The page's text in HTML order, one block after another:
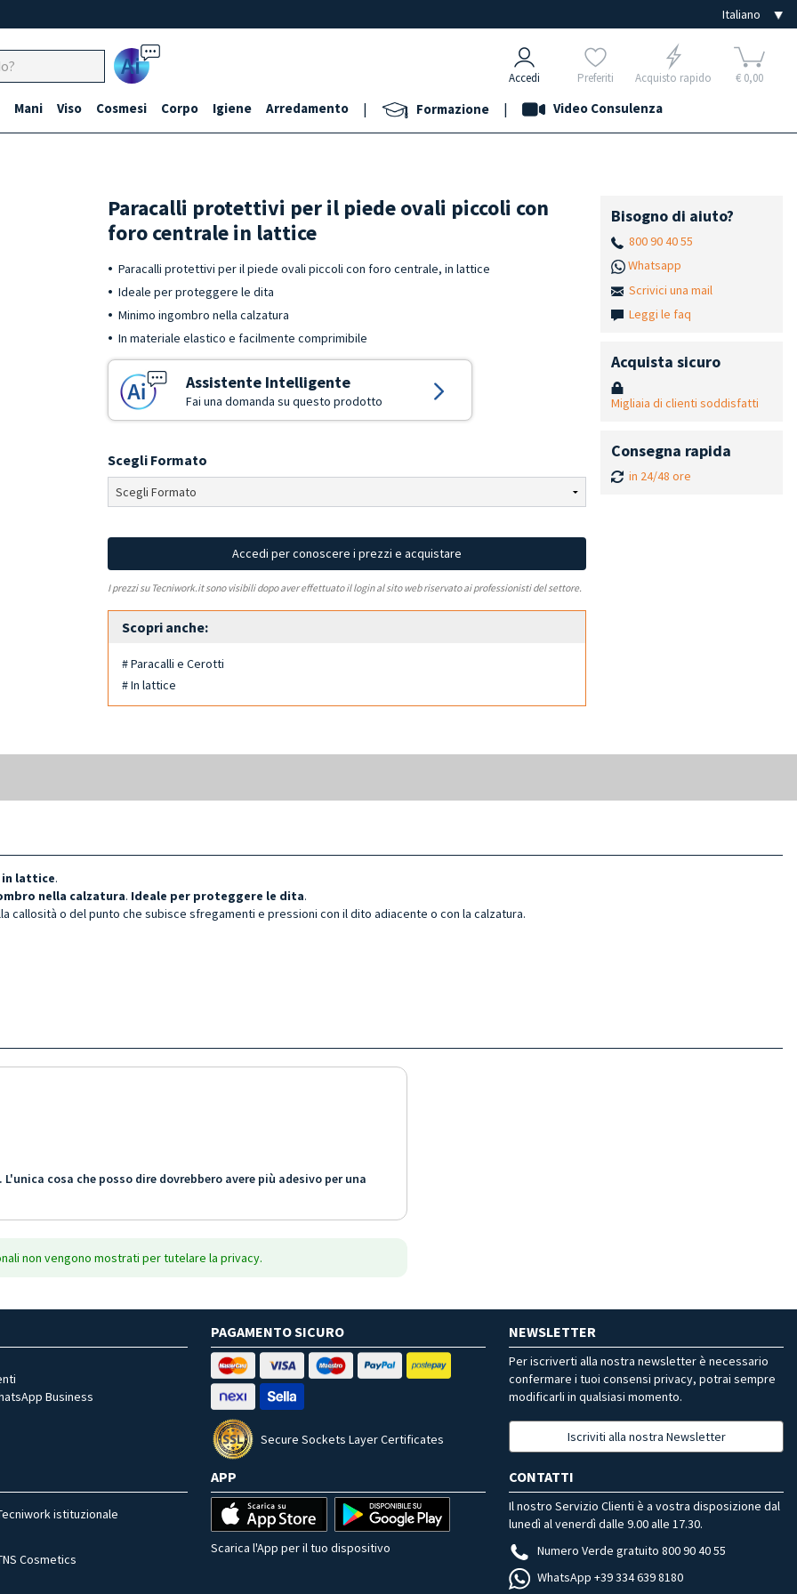
Ai Accedi Preferiti Acquisto rapido € 0,00
Mani Viso Cosmesi Corpo Igiene Arredamento | Formazione | Video Consulenza
Paracalli protettivi per il piede ovali piccoli con
foro centrale in lattice
Paracalli protettivi per il piede ovali piccoli con foro centrale, in lattice
Ideale per proteggere le dita
Minimo ingombro nella calzatura
In materiale elastico e facilmente comprimibile
Assistente Intelligente
Fai una domanda su questo prodotto
Scegli Formato
Accedi per conoscere i prezzi e acquistare
I prezzi su Tecniwork.it sono visibili dopo aver effettuato il login al sito web riservato ai professionisti del settore.
Scopri anche:
# Paracalli e Cerotti
# In lattice
Bisogno di aiuto?
800 90 40 55
Whatsapp
Scrivici una mail
Leggi le faq
Acquista sicuro
Migliaia di clienti soddisfatti
Consegna rapida
in 24/48 ore
in lattice.
nella calzatura. Ideale per proteggere le dita.
callosità o del punto che subisce sfregamenti e pressioni con il dito adiacente o con la calzatura.
cosa che posso dire dovrebbero avere più adesivo per una
non vengono mostrati per tutelare la privacy.
Business
PAGAMENTO SICURO
Secure Sockets Layer Certificates
NEWSLETTER
Per iscriverti alla nostra newsletter è necessario
confermare i tuoi consensi privacy, potrai sempre
modificarli in qualsiasi momento.
Iscriviti alla nostra Newsletter
istituzionale
Cosmetics
APP
Scarica l'App per il tuo dispositivo
CONTATTI
Il nostro Servizio Clienti è a vostra disposizione dal
lunedì al venerdì dalle 9.00 alle 17.30.
Numero Verde gratuito 800 90 40 55
WhatsApp +39 334 639 8180